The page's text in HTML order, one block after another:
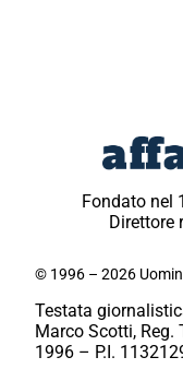
Fondato nel
Direttore
© 1996 – 2026
Testata
Marco Scotti, Reg.
1996 – P.I.